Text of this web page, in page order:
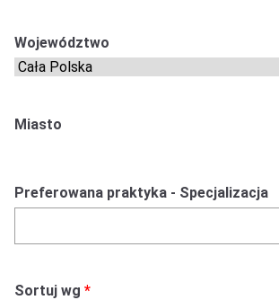
Województwo
Miasto
Preferowana praktyka - Specjalizacja
Sortuj wg